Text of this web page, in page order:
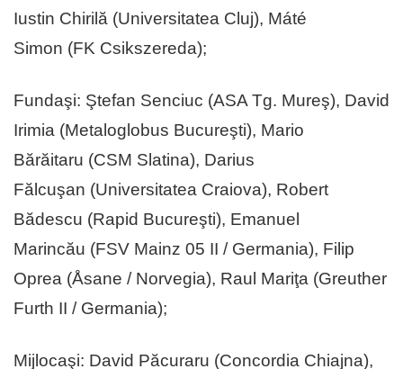
Iustin Chirilă (Universitatea Cluj), Máté
Simon (FK Csikszereda);
Fundaşi: Ştefan Senciuc (ASA Tg. Mureş), David
Irimia (Metaloglobus Bucureşti), Mario
Bărăitaru (CSM Slatina), Darius
Fălcuşan (Universitatea Craiova), Robert
Bădescu (Rapid Bucureşti), Emanuel
Marincău (FSV Mainz 05 II / Germania), Filip
Oprea (Åsane / Norvegia), Raul Mariţa (Greuther
Furth II / Germania);
Mijlocaşi: David Păcuraru (Concordia Chiajna),